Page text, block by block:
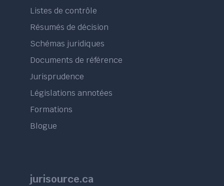
Listes de contrôle
Résumés de décision
Schémas juridiques
Documents de référence
Jurisprudence
Législations annotées
Formations
Blogue
jurisource.ca